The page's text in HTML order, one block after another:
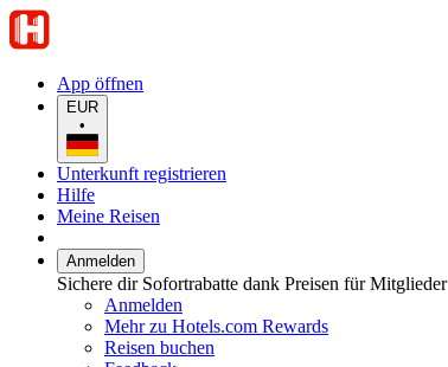
App öffnen
EUR
•
Unterkunft registrieren
Hilfe
Meine Reisen
Anmelden
Sichere dir Sofortrabatte dank Preisen für Mitglieder
Anmelden
Mehr zu Hotels.com Rewards
Reisen buchen